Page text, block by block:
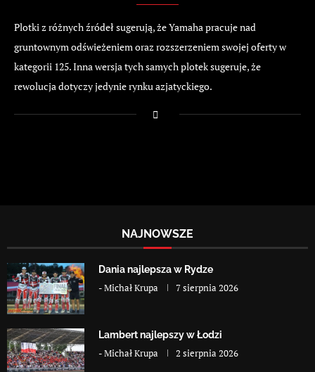
Plotki z różnych źródeł sugerują, że Yamaha pracuje nad
gruntownym odświeżeniem oraz rozszerzeniem swojej oferty w
kategorii 125. Inna wersja tych samych plotek sugeruje, że
rewolucja dotyczy jedynie rynku azjatyckiego.
NAJNOWSZE
Dania najlepsza w Rydze
-Michał Krupa 7 sierpnia 2026
Lambert najlepszy w Łodzi
-Michał Krupa 2 sierpnia 2026